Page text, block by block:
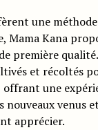
une
Kana
première
et récoltés
une
nouveaux venus
apprécier.